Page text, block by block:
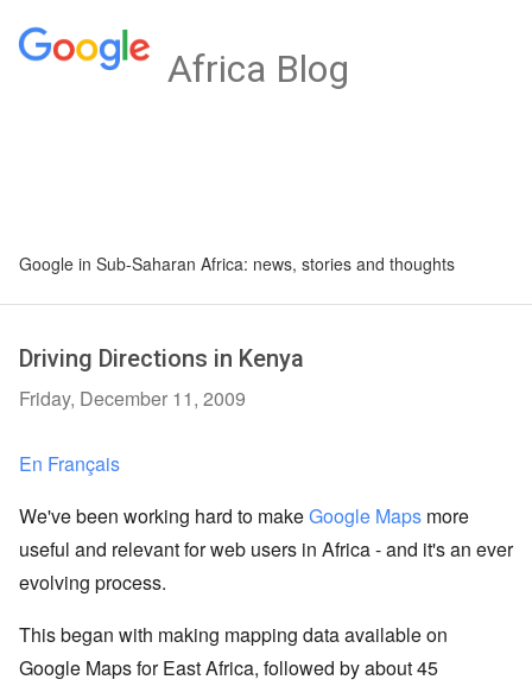
Africa Blog
Google in Sub-Saharan Africa: news, stories and thoughts
Driving Directions in Kenya
Friday, December 11, 2009
En Français
We've been working hard to makeGoogle Maps more
useful and relevant for web users in Africa - and it's an ever
evolving process.
This began with making mapping data available on
Google Maps for East Africa, followed by about 45